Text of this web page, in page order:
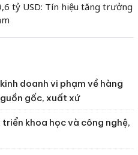
tỷ USD: Tín hiệu tăng trưởng
doanh vi phạm về hàng
gốc, xuất xứ
khoa học và công nghệ,